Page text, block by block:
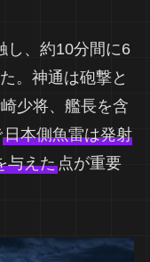
し、約10分間に6
。神通は砲撃と
少将、艦長を含
日本側魚雷は発射
与えた点が重要